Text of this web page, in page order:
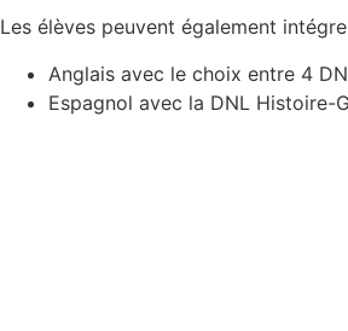
Les élèves peuvent également
Anglais avec le choix entre 4
Espagnol avec la DNL Histoire-